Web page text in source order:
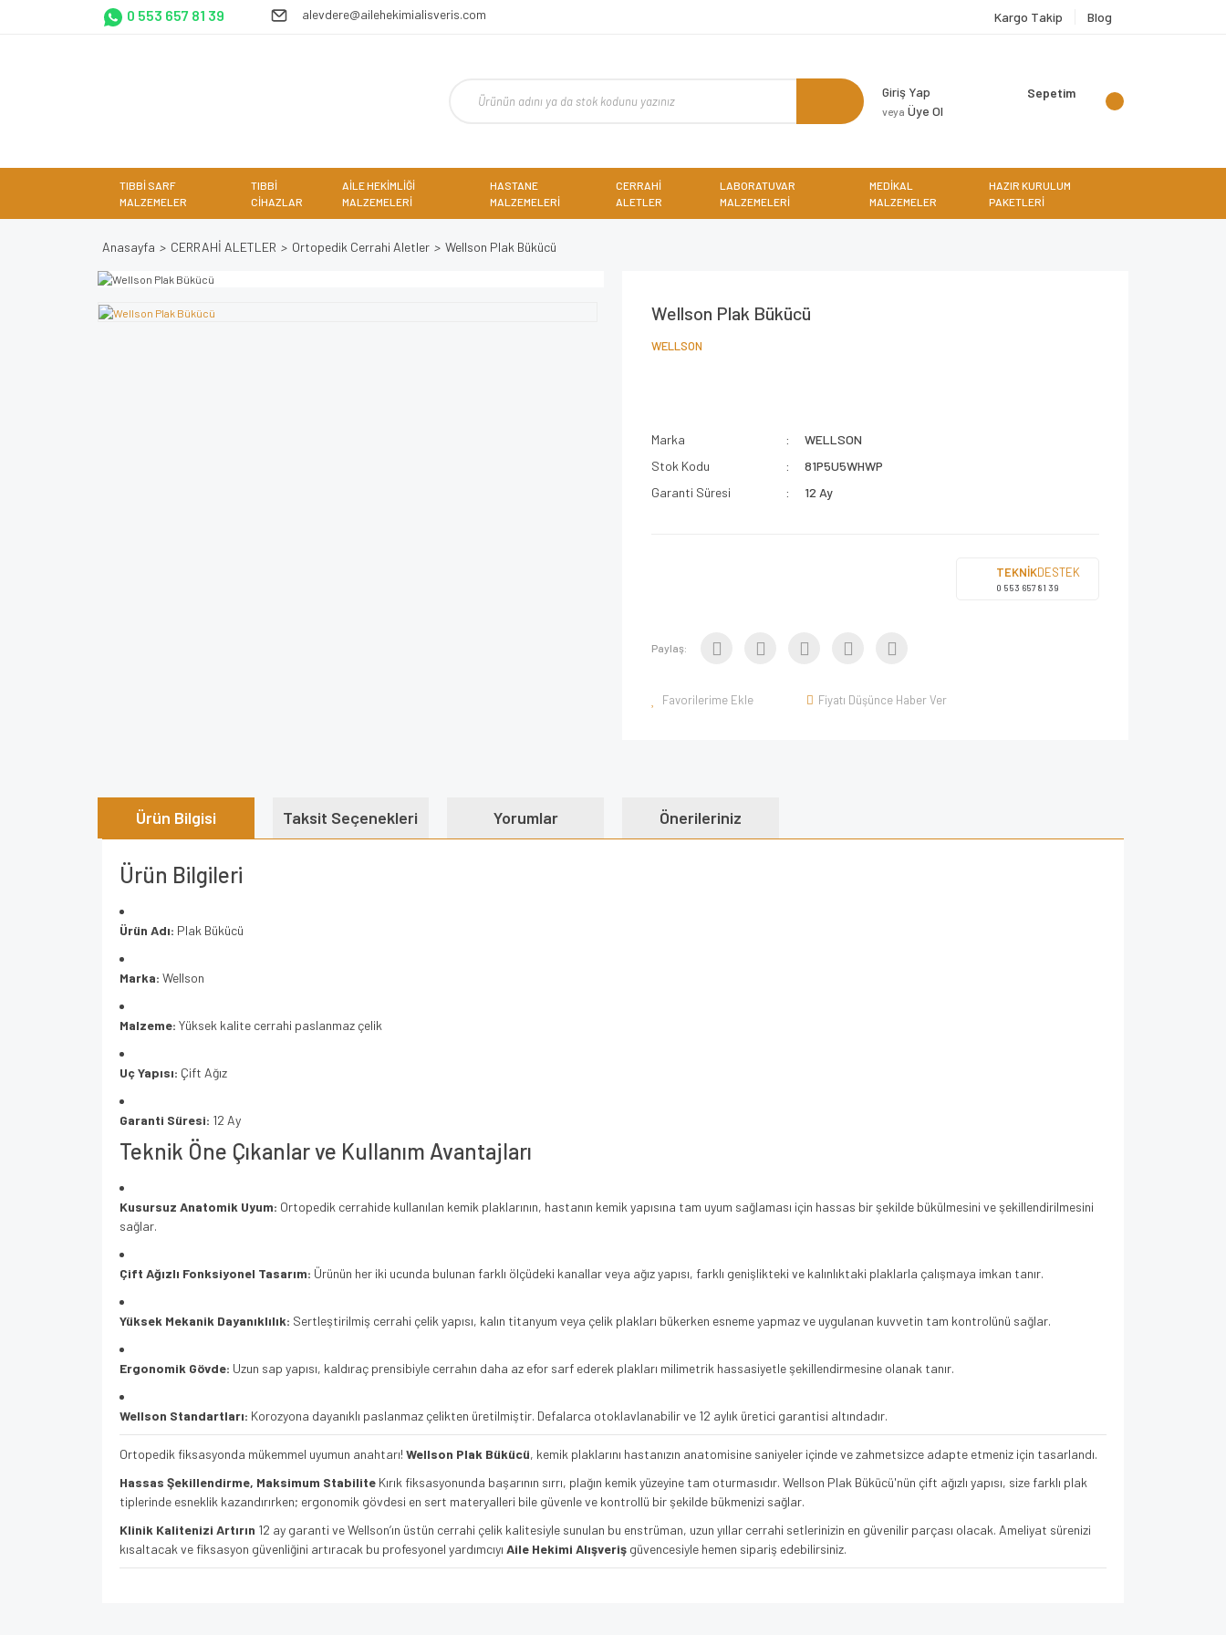
0 553 657 81 39 alevdere@ailehekimialisveris.com Kargo Takip Blog
Giriş Yap
veya Üye Ol
Sepetim
TIBBİ SARF
MALZEMELER
TIBBİ
CİHAZLAR
AİLE HEKİMLİĞİ
MALZEMELERİ
HASTANE
MALZEMELERİ
CERRAHİ
ALETLER
LABORATUVAR
MALZEMELERİ
MEDİKAL
MALZEMELER
HAZIR KURULUM
PAKETLERİ
Anasayfa CERRAHİ ALETLER Ortopedik Cerrahi Aletler Wellson Plak Bükücü
Wellson Plak Bükücü
WELLSON
Marka
WELLSON
Stok Kodu
81P5U5WHWP
Garanti Süresi
12 Ay
TEKNİKDESTEK
0 553 657 81 39
Paylaş:
Fiyatı Düşünce Haber Ver
Ürün Bilgisi Taksit Seçenekleri Yorumlar Önerileriniz
Ürün Bilgileri
Ürün Adı: Plak Bükücü
Marka: Wellson
Malzeme: Yüksek kalite cerrahi paslanmaz çelik
Uç Yapısı: Çift Ağız
Garanti Süresi: 12 Ay
Teknik Öne Çıkanlar ve Kullanım Avantajları
Kusursuz Anatomik Uyum: Ortopedik cerrahide kullanılan kemik plaklarının, hastanın kemik yapısına tam uyum sağlaması için hassas bir şekilde bükülmesini ve şekillendirilmesini
sağlar.
Çift Ağızlı Fonksiyonel Tasarım: Ürünün her iki ucunda bulunan farklı ölçüdeki kanallar veya ağız yapısı, farklı genişlikteki ve kalınlıktaki plaklarla çalışmaya imkan tanır.
Yüksek Mekanik Dayanıklılık: Sertleştirilmiş cerrahi çelik yapısı, kalın titanyum veya çelik plakları bükerken esneme yapmaz ve uygulanan kuvvetin tam kontrolünü sağlar.
Ergonomik Gövde: Uzun sap yapısı, kaldıraç prensibiyle cerrahın daha az efor sarf ederek plakları milimetrik hassasiyetle şekillendirmesine olanak tanır.
Wellson Standartları: Korozyona dayanıklı paslanmaz çelikten üretilmiştir. Defalarca otoklavlanabilir ve 12 aylık üretici garantisi altındadır.
Ortopedik fiksasyonda mükemmel uyumun anahtarı! Wellson Plak Bükücü, kemik plaklarını hastanızın anatomisine saniyeler içinde ve zahmetsizce adapte etmeniz için tasarlandı.
Hassas Şekillendirme, Maksimum Stabilite Kırık fiksasyonunda başarının sırrı, plağın kemik yüzeyine tam oturmasıdır. Wellson Plak Bükücü'nün çift ağızlı yapısı, size farklı plak
tiplerinde esneklik kazandırırken; ergonomik gövdesi en sert materyalleri bile güvenle ve kontrollü bir şekilde bükmenizi sağlar.
Klinik Kalitenizi Artırın 12 ay garanti ve Wellson’ın üstün cerrahi çelik kalitesiyle sunulan bu enstrüman, uzun yıllar cerrahi setlerinizin en güvenilir parçası olacak. Ameliyat sürenizi
kısaltacak ve fiksasyon güvenliğini artıracak bu profesyonel yardımcıyı Aile Hekimi Alışveriş güvencesiyle hemen sipariş edebilirsiniz.